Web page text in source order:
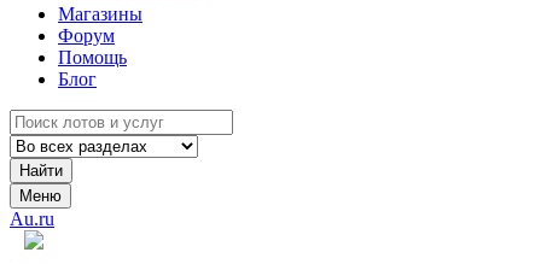
Магазины
Форум
Помощь
Блог
Найти
Меню
Au.ru